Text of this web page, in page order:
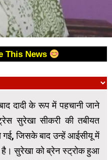
This News
दादी के रूप में पहचानी जाने
सुरेखा सीकरी की तबीयत
गई, जिसके बाद उन्हें आईसीयू में
है। सुरेखा को ब्रेन स्ट्रोक हुआ